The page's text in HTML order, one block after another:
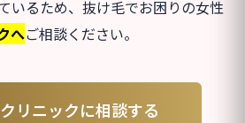
いるため、抜け毛でお困りの女性
へご相談ください。
リニックに相談する